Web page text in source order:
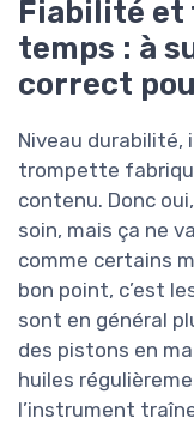
Fiabilité et
temps : à
correct
Niveau durabilité,
trompette
contenu. Donc
soin, mais ça ne
comme certains
bon point, c’est
sont en général
des pistons en
huiles
l’instrument